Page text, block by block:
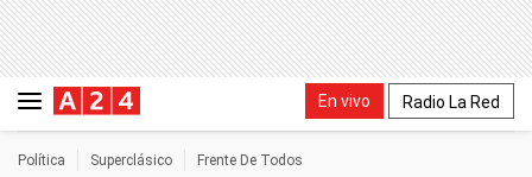
En vivo Radio La Red
Política Superclásico Frente De Todos